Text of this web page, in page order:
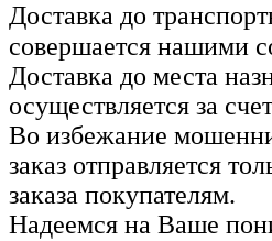
Доставка до
совершается нашими
Доставка до места
осуществляется за
Во избежание
заказ отправляется
заказа покупателям.
Надеемся на Ваше